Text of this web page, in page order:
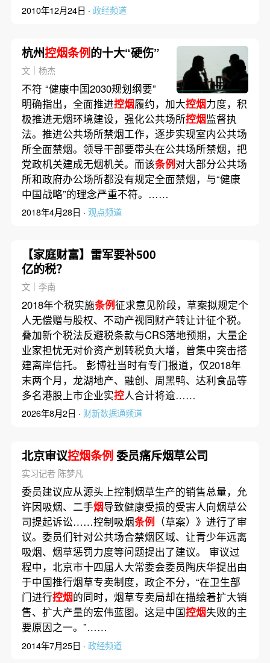
2010年12月24日 · 政经频道
杭州控烟条例的十大“硬伤”
文｜杨杰
不符 “健康中国2030规划纲要”
明确指出，全面推进控烟履约，加大控烟力度，积
极推进无烟环境建设，强化公共场所控烟监督执
法。推进公共场所禁烟工作，逐步实现室内公共场
所全面禁烟。领导干部要带头在公共场所禁烟，把
党政机关建成无烟机关。而该条例对大部分公共场
所和政府办公场所都没有规定全面禁烟，与“健康
中国战略”的理念严重不符。……
2018年4月28日 · 观点频道
【家庭财富】雷军要补500
亿的税？
文｜李南
2018年个税实施条例征求意见阶段，草案拟规定个
人无偿赠与股权、不动产视同财产转让计征个税。
叠加新个税法反避税条款与CRS落地预期，大量企
业家担忧无对价资产划转税负大增，曾集中突击搭
建离岸信托。 彭博社当时有专门报道，仅2018年
末两个月，龙湖地产、融创、周黑鸭、达利食品等
多名港股上市企业实控人合计将逾……
2026年8月2日 · 财新数据通频道
北京审议控烟条例 委员痛斥烟草公司
实习记者 陈梦凡
委员建议应从源头上控制烟草生产的销售总量，允
许因吸烟、二手烟导致健康受损的受害人向烟草公
司提起诉讼……控制吸烟条例 （草案）》进行了审
议。委员们针对公共场合禁烟区域、让青少年远离
吸烟、烟草惩罚力度等问题提出了建议。 审议过
程中，北京市十四届人大常委会委员陶庆华提出由
于中国推行烟草专卖制度，政企不分，“在卫生部
门进行控烟的同时，烟草专卖局却在描绘着扩大销
售、扩大产量的宏伟蓝图。这是中国控烟失败的主
要原因之一。”……
2014年7月25日 · 政经频道